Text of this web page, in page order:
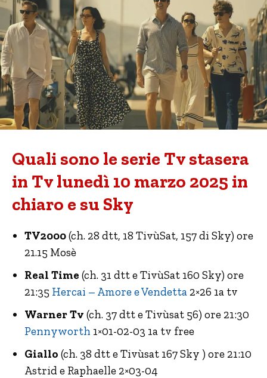
Quali sono le serie Tv stasera
in Tv lunedì 10 marzo 2025 in
chiaro e su Sky
TV2000(ch. 28 dtt, 18 TivùSat, 157 di Sky) ore
21.15 Mosè
Real Time (ch. 31 dtt e TivùSat 160 Sky) ore
21:35 Hercai – Amore e Vendetta 2×26 1a tv
Warner Tv (ch. 37 dtt e Tivùsat 56) ore 21:30
Pennyworth 1×01-02-03 1a tv free
Giallo (ch. 38 dtt e Tivùsat 167 Sky ) ore 21:10
Astrid e Raphaelle 2×03-04